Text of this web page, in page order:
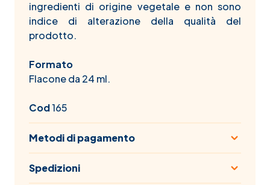
ingredienti di origine vegetale e non sono
indice di alterazione della qualità del
prodotto.
Formato
Flacone da 24 ml.
Cod165
Metodi di pagamento
Spedizioni